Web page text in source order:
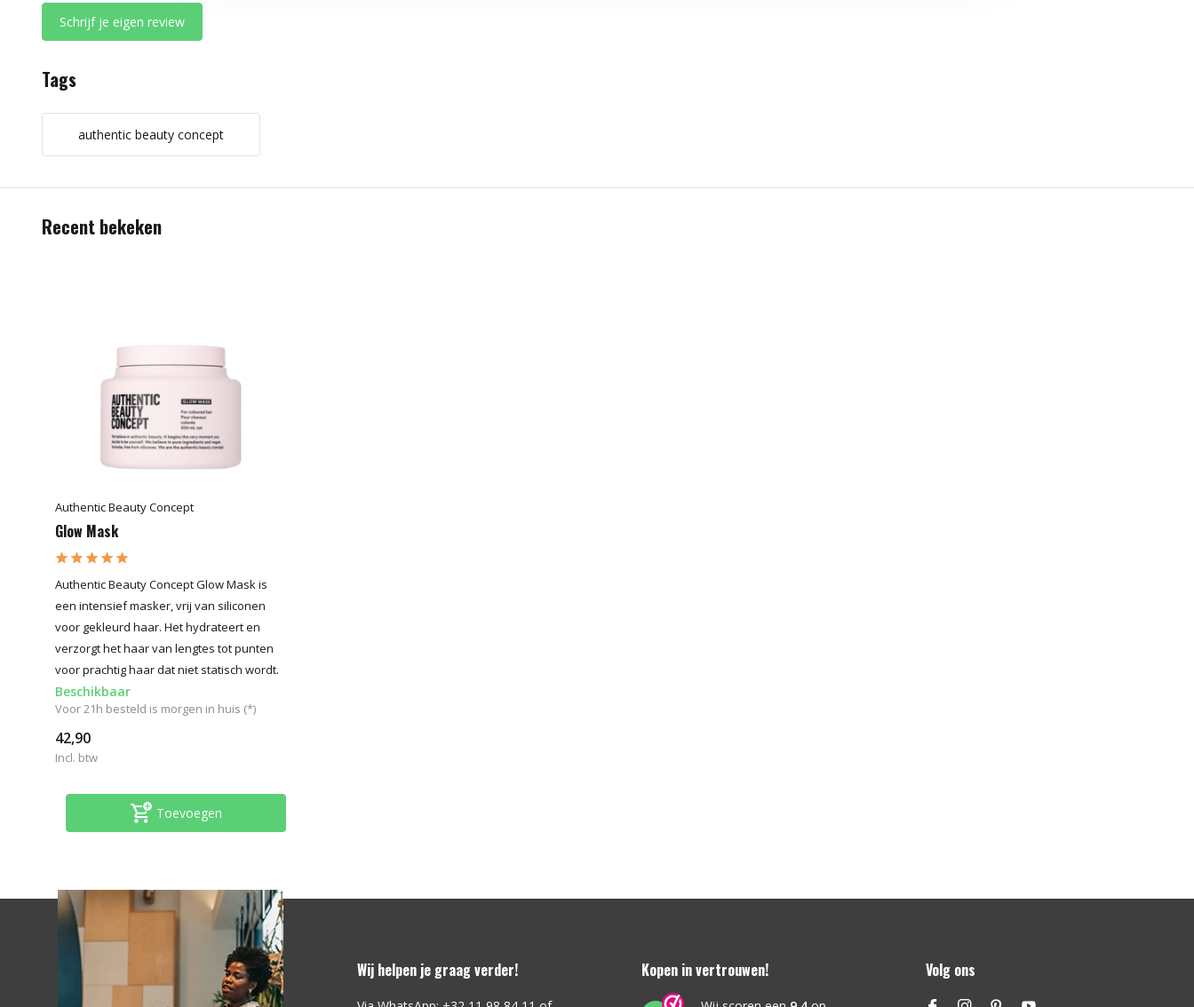
Schrijf je eigen review
Tags
authentic beauty concept
Recent bekeken
Authentic Beauty Concept
Glow Mask
Authentic Beauty Concept Glow Mask is
een intensief masker, vrij van siliconen
voor gekleurd haar. Het hydrateert en
verzorgt het haar van lengtes tot punten
voor prachtig haar dat niet statisch wordt.
Beschikbaar
Voor 21h besteld is morgen in huis (*)
42,90
Incl. btw
Toevoegen
Wij helpen je graag verder! Kopen in vertrouwen! Volg ons